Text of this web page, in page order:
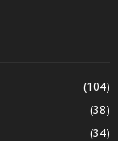
(104)
(38)
(34)